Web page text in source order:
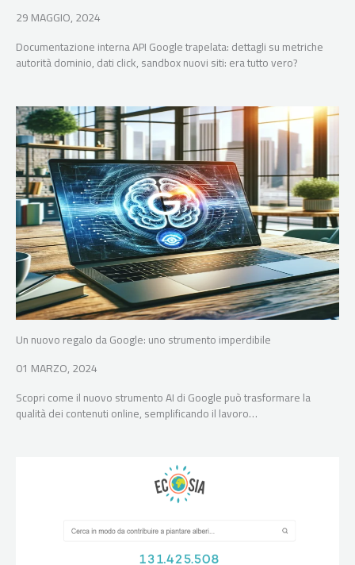
29 MAGGIO, 2024
Documentazione interna API Google trapelata: dettagli su metriche
autorità dominio, dati click, sandbox nuovi siti: era tutto vero?
Un nuovo regalo da Google: uno strumento imperdibile
01 MARZO, 2024
Scopri come il nuovo strumento AI di Google può trasformare la
qualità dei contenuti online, semplificando il lavoro…